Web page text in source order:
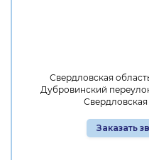
Свердловская
Дубровинский
Заказать